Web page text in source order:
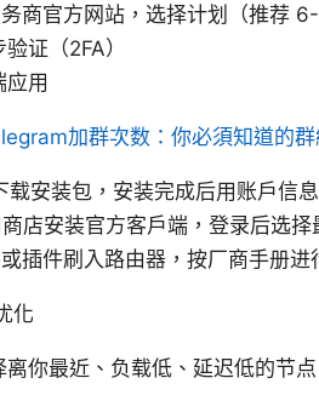
商官方网站，选择计划（推荐
证（2FA）
应用
加群次数：你必須知道的
安装包，安装完成后用账户信
店安装官方客户端，登录后选择
插件刷入路由器，按厂商手册进
化
你最近、负载低、延迟低的节